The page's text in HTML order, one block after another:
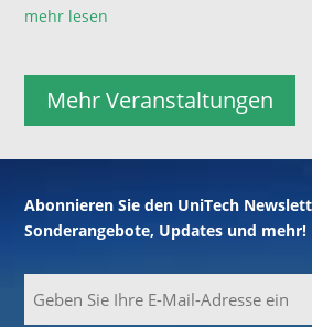
mehr lesen
Mehr Veranstaltungen
Abonnieren Sie den UniTech
Sonderangebote, Updates und mehr!